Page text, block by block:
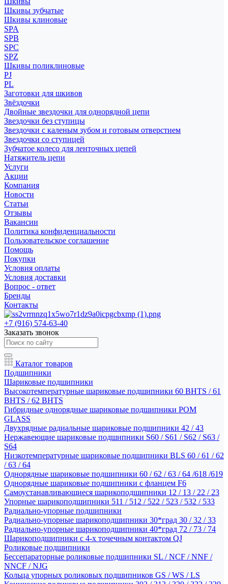
Шкивы зубчатые
Шкивы клиновые
SPA
SPB
SPC
SPZ
Шкивы поликлиновые
PJ
PL
Заготовки для шкивов
Звёздочки
Двойные звездочки для однорядной цепи
Звездочки без ступицы
Звездочки с каленым зубом и готовым отверстием
Звездочки со ступицей
Зубчатое колесо для ленточных цепей
Натяжитель цепи
Услуги
Акции
Компания
Новости
Статьи
Отзывы
Вакансии
Политика конфиденциальности
Пользовательское соглашение
Помощь
Покупки
Условия оплаты
Условия доставки
Вопрос - ответ
Бренды
Контакты
+7 (916) 574-63-40
Заказать звонок
Каталог товаров
Подшипники
Шариковые подшипники
Высокотемпературные шариковые подшипники 60 BHTS / 61
BHTS / 62 BHTS
Гибридные однорядные шариковые подшипники POM
GLASS
Двухрядные радиальные шариковые подшипники 42 / 43
Нержавеющие шариковые подшипники S60 / S61 / S62 / S63 /
S64
Низкотемпературные шариковые подшипники BLS 60 / 61 / 62
/ 63 / 64
Однорядные шариковые подшипники 60 / 62 / 63 / 64 /618 /619
Однорядные шариковые подшипники с фланцем F6
Самоустанавливающиеся шарикоподшипники 12 / 13 / 22 / 23
Упорные шарикоподшипники 511 / 512 / 522 / 523 / 532 / 533
Радиально-упорные подшипники
Радиально-упорные шарикоподшипники 30*град 30 / 32 / 33
Радиально-упорные шарикоподшипники 40*град 72 / 73 / 74
Шарикоподшипники с 4-х точечным контактом QJ
Роликовые подшипники
Бессепараторные роликовые подшипники SL / NCF / NNF /
NNCF / NJG
Кольца упорных роликовых подшипников GS / WS / LS